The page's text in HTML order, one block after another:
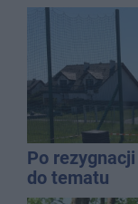
Po
do tematu